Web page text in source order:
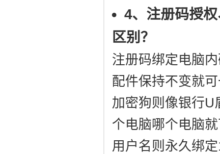
4、注册码授
区别？
注册码绑定电脑
配件保持不变就
加密狗则像银行U
个电脑哪个电脑
用户名则永久绑